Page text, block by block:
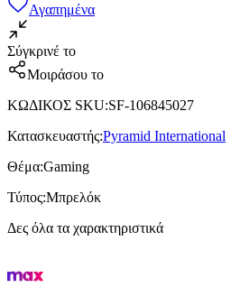
Αγαπημένα
Σύγκρινέ το
Μοιράσου το
ΚΩΔΙΚΟΣ SKU:SF-106845027
Κατασκευαστής:Pyramid International
Θέμα:Gaming
Τύπος:Μπρελόκ
Δες όλα τα χαρακτηριστικά